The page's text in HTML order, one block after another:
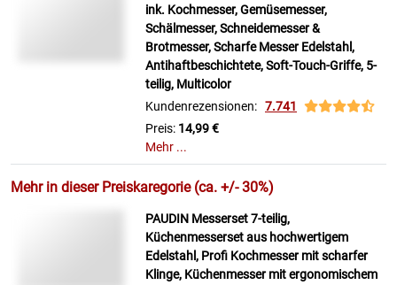
ink. Kochmesser, Gemüsemesser,
Schälmesser, Schneidemesser &
Brotmesser, Scharfe Messer Edelstahl,
Antihaftbeschichtete, Soft-Touch-Griffe, 5-
teilig, Multicolor
Kundenrezensionen: 7.741
Preis: 14,99 €
Mehr ...
Mehr in dieser Preiskaregorie (ca. +/- 30%)
PAUDIN Messerset 7-teilig,
Küchenmesserset aus hochwertigem
Edelstahl, Profi Kochmesser mit scharfer
Klinge, Küchenmesser mit ergonomischem